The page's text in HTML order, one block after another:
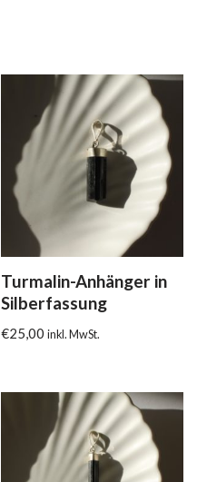
Turmalin-Anhänger in
Silberfassung
€25,00 inkl. MwSt.